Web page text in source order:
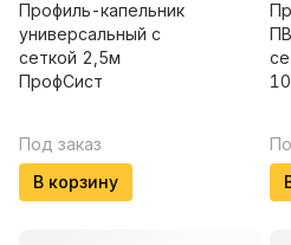
Профиль-капельник
универсальный с
сеткой 2,5м
ПрофСист
Под заказ
В корзину